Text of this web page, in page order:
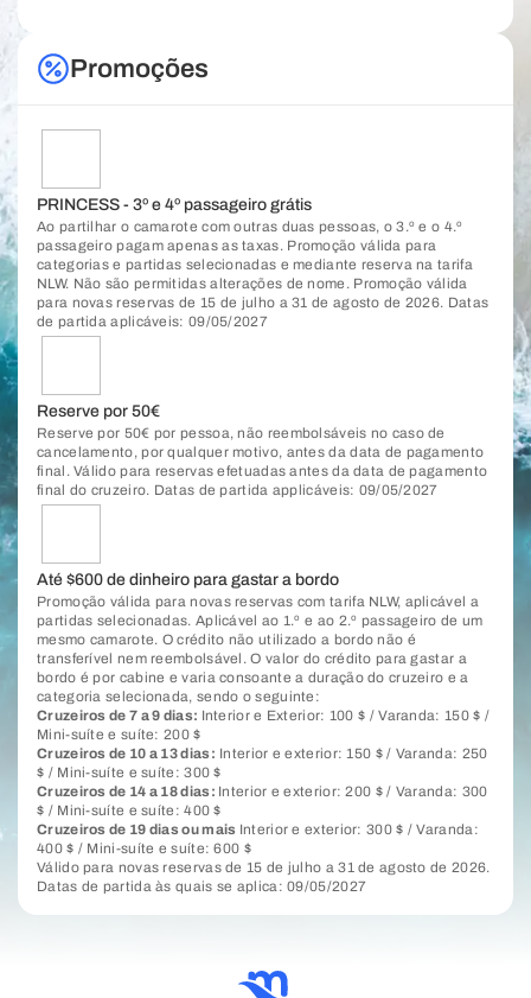
Promoções
PRINCESS - 3º e 4º passageiro grátis
Ao partilhar o camarote com outras duas pessoas, o 3.º e o 4.º
passageiro pagam apenas as taxas. Promoção válida para
categorias e partidas selecionadas e mediante reserva na tarifa
NLW. Não são permitidas alterações de nome. Promoção válida
para novas reservas de 15 de julho a 31 de agosto de 2026. Datas
de partida aplicáveis: 09/05/2027
Reserve por 50€
Reserve por 50€ por pessoa, não reembolsáveis no caso de
cancelamento, por qualquer motivo, antes da data de pagamento
final. Válido para reservas efetuadas antes da data de pagamento
final do cruzeiro. Datas de partida applicáveis: 09/05/2027
Até $600 de dinheiro para gastar a bordo
Promoção válida para novas reservas com tarifa NLW, aplicável a
partidas selecionadas. Aplicável ao 1.º e ao 2.º passageiro de um
mesmo camarote. O crédito não utilizado a bordo não é
transferível nem reembolsável. O valor do crédito para gastar a
bordo é por cabine e varia consoante a duração do cruzeiro e a
categoria selecionada, sendo o seguinte:
Cruzeiros de 7 a 9 dias: Interior e Exterior: 100 $ / Varanda: 150 $ /
Mini-suíte e suíte: 200 $
Cruzeiros de 10 a 13 dias: Interior e exterior: 150 $ / Varanda: 250
$ / Mini-suíte e suíte: 300 $
Cruzeiros de 14 a 18 dias: Interior e exterior: 200 $ / Varanda: 300
$ / Mini-suíte e suíte: 400 $
Cruzeiros de 19 dias ou mais Interior e exterior: 300 $ / Varanda:
400 $ / Mini-suíte e suíte: 600 $
Válido para novas reservas de 15 de julho a 31 de agosto de 2026.
Datas de partida às quais se aplica: 09/05/2027